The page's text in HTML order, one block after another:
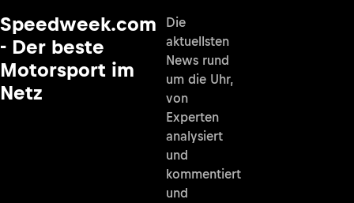
Speedweek.com
- Der beste
Motorsport im
Netz
Die
aktuellsten
News rund
um die Uhr,
von
Experten
analysiert
und
kommentiert
und